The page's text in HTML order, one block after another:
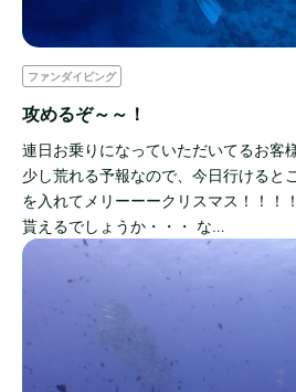
ファンダイビング
攻めるぞ～～！
連日お乗りになっていただいてるお客
少し荒れる予報なので、今日行けると
を入れてメリーーークリスマス！！！
貰えるでしょうか・・・ な…